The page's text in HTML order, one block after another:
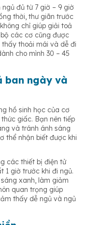
đủ từ 7 giờ – 9 giờ
thời, thư giãn trước
chỉ giúp giải toả
các cơ cũng được
thấy thoải mái và dễ đi
cho mình 30 – 45
ban ngày và
hồ sinh học của cơ
giấc. Bạn nên tiếp
và tránh ánh sáng
thể nhận biết được khi
các thiết bị điện tử
1 giờ trước khi đi ngủ.
xanh, làm giảm
quan trọng giúp
thấy dễ ngủ và ngủ